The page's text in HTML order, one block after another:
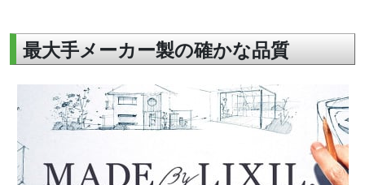
最大手メーカー製の確かな品質